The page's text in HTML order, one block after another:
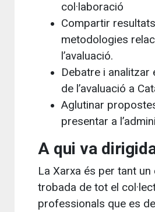
col·laboració
Compartir
metodologies
l’avaluació.
Debatre i analitzar
de l’avaluació a
Aglutinar
presentar a
A qui va
La Xarxa és per tant un
trobada de tot el
professionals que es